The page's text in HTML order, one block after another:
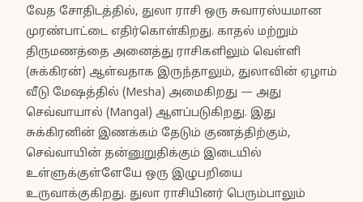
வேத சோதிடத்தில், துலா ராசி ஒரு சுவாரஸ்யமான
முரண்பாட்டை எதிர்கொள்கிறது. காதல் மற்றும்
திருமணத்தை அனைத்து ராசிகளிலும் வெள்ளி
(சுக்கிரன்) ஆள்வதாக இருந்தாலும், துலாவின் ஏழாம்
வீடு மேஷத்தில் (Mesha) அமைகிறது — அது
செவ்வாயால் (Mangal) ஆளப்படுகிறது. இது
சுக்கிரனின் இணக்கம் தேடும் குணத்திற்கும்,
செவ்வாயின் தன்னுறுதிக்கும் இடையில்
உள்ளுக்குள்ளேயே ஒரு இழுபறியை
உருவாக்குகிறது. துலா ராசியினர் பெரும்பாலும்